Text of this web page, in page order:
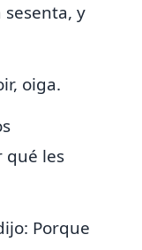
sesenta, y
oiga.
qué les
Porque